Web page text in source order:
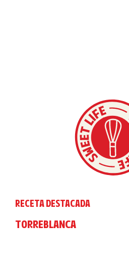
RECETA DESTACADA
TORREBLANCA